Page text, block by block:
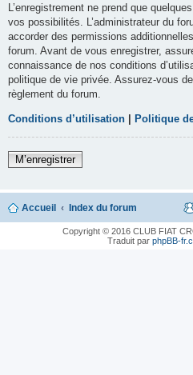
L’enregistrement ne prend que
vos possibilités. L’administrateur du
accorder des permissions
forum. Avant de vous enregistrer,
connaissance de nos conditions
politique de vie privée. Assurez-vous
règlement du forum.
Conditions d’utilisation Politique
M’enregistrer
Accueil Index du forum
Copyright © 2016 CLUB FIAT
Traduit parphpBB-